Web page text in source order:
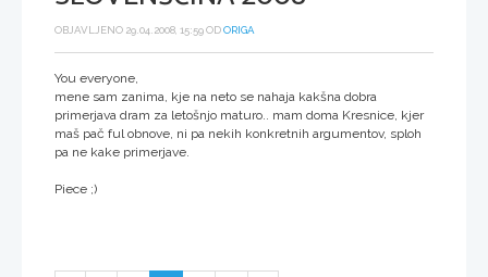
OBJAVLJENO 29.04.2008, 15:59 ODORIGA
You everyone,
mene sam zanima, kje na neto se nahaja kakšna dobra
primerjava dram za letošnjo maturo.. mam doma Kresnice, kjer
maš pač ful obnove, ni pa nekih konkretnih argumentov, sploh
pa ne kake primerjave.
Piece ;)